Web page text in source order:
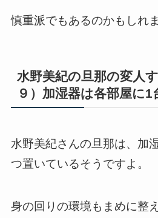
慎重派でもあるのかもしれ
水野美紀の旦那の変人
９）加湿器は各部屋に1
水野美紀さんの旦那は、加
つ置いているそうですよ。
身の回りの環境もまめに整